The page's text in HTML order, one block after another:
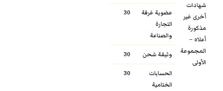
شهادات
أخرى غير
مذكورة
أعلاه –
المجموعة
الأولى
عضوية غرفة
التجارة
والصناعة
30
وثيقة شحن
30
الحسابات
الختامية
30